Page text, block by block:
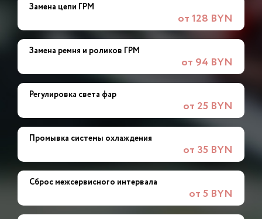
Замена цепи ГРМ
от 128 BYN
Замена ремня и роликов ГРМ
от 94 BYN
Регулировка света фар
от 25 BYN
Промывка системы охлаждения
от 35 BYN
Сброс межсервисного интервала
от 5 BYN